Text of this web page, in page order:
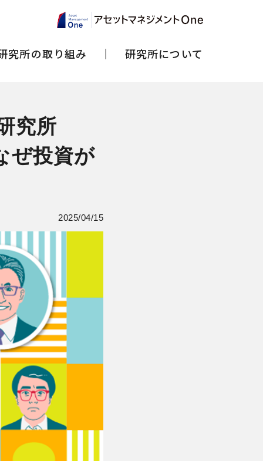
究所の取り組み 研究所について
究所
ぜ投資が
2025/04/15